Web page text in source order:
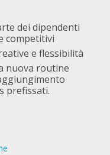
dei dipendenti
competitivi
e flessibilità
nuova routine
prefissati.